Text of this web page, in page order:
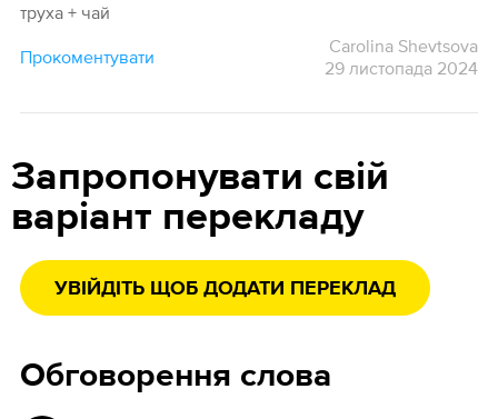
труха + чай
Прокоментувати
Carolina Shevtsova
29 листопада 2024
Запропонувати свій
варіант перекладу
УВІЙДІТЬ ЩОБ ДОДАТИ ПЕРЕКЛАД
Обговорення слова